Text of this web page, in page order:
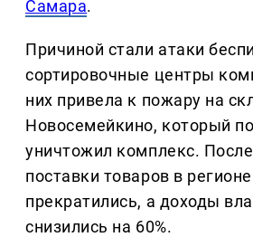
Самара.
Причиной стали атаки
сортировочные центры
них привела к пожару на
Новосемейкино, который
уничтожил комплекс. После
поставки товаров в
прекратились, а доходы
снизились на 60%.